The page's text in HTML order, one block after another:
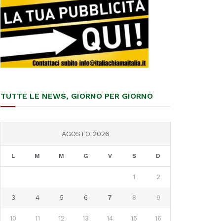
TUTTE LE NEWS, GIORNO PER GIORNO
AGOSTO 2026
L M M G V S D
1 2
3 4 5 6 7 8 9
10 11 12 13 14 15 16